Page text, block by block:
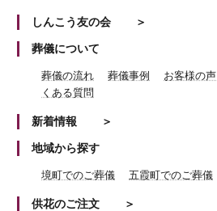
しんこう友の会
葬儀について
葬儀の流れ 葬儀事例 お客様の声
くある質問
新着情報
地域から探す
境町でのご葬儀 五霞町でのご葬儀
供花のご注文